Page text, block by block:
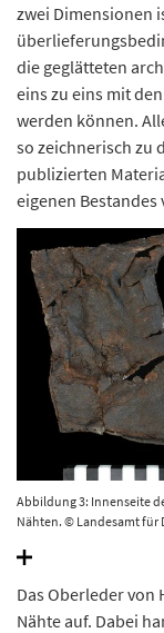
zwei Dimensionen
die geglätteten
eins zu eins mit
werden können.
so zeichnerisch zu
publizierten
eigenen
Abbildung 3: Innenseite
Nähten. © Landesamt für
Das Oberleder von
Nähte auf. Dabei